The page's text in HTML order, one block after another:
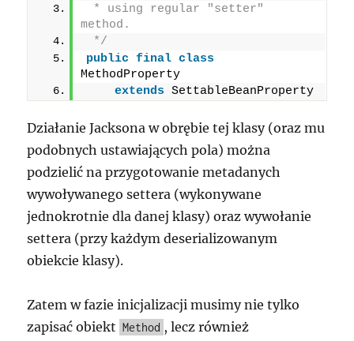
* using regular "setter"
method.
*/
public
final class
MethodProperty
extends SettableBeanProperty
Działanie Jacksona w obrębie tej klasy (oraz mu
podobnych ustawiających pola) można
podzielić na przygotowanie metadanych
wywoływanego settera (wykonywane
jednokrotnie dla danej klasy) oraz wywołanie
settera (przy każdym deserializowanym
obiekcie klasy).
Zatem w fazie inicjalizacji musimy nie tylko
zapisać obiekt Method , lecz również